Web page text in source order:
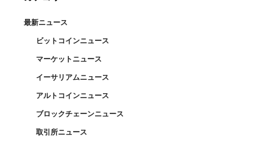
最新ニュース
ビットコインニュース
マーケットニュース
イーサリアムニュース
アルトコインニュース
ブロックチェーンニュース
取引所ニュース